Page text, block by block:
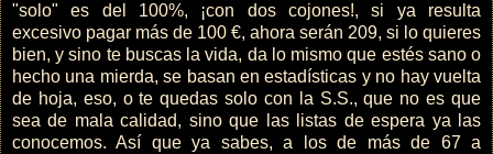
"solo" es del 100%, ¡con dos cojones!, si ya resulta
excesivo pagar más de 100 €, ahora serán 209, si lo quieres
bien, y sino te buscas la vida, da lo mismo que estés sano o
hecho una mierda, se basan en estadísticas y no hay vuelta
de hoja, eso, o te quedas solo con la S.S., que no es que
sea de mala calidad, sino que las listas de espera ya las
conocemos. Así que ya sabes, a los de más de 67 a